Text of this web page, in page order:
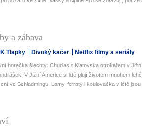
a zábava
Tlapky Divoký kačer Netflix filmy a seriály
horečka šlechty: Chuďas z Klatovska otrokářem v
V Jižní Americe si lidé plují životem mnohem
ve Schladmingu: Lamy, ferraty i koulovačka v létě jsou